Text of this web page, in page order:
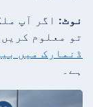
نوٹ: اگر آپ
تو معلوم
ڈنمارک میں
ہے۔